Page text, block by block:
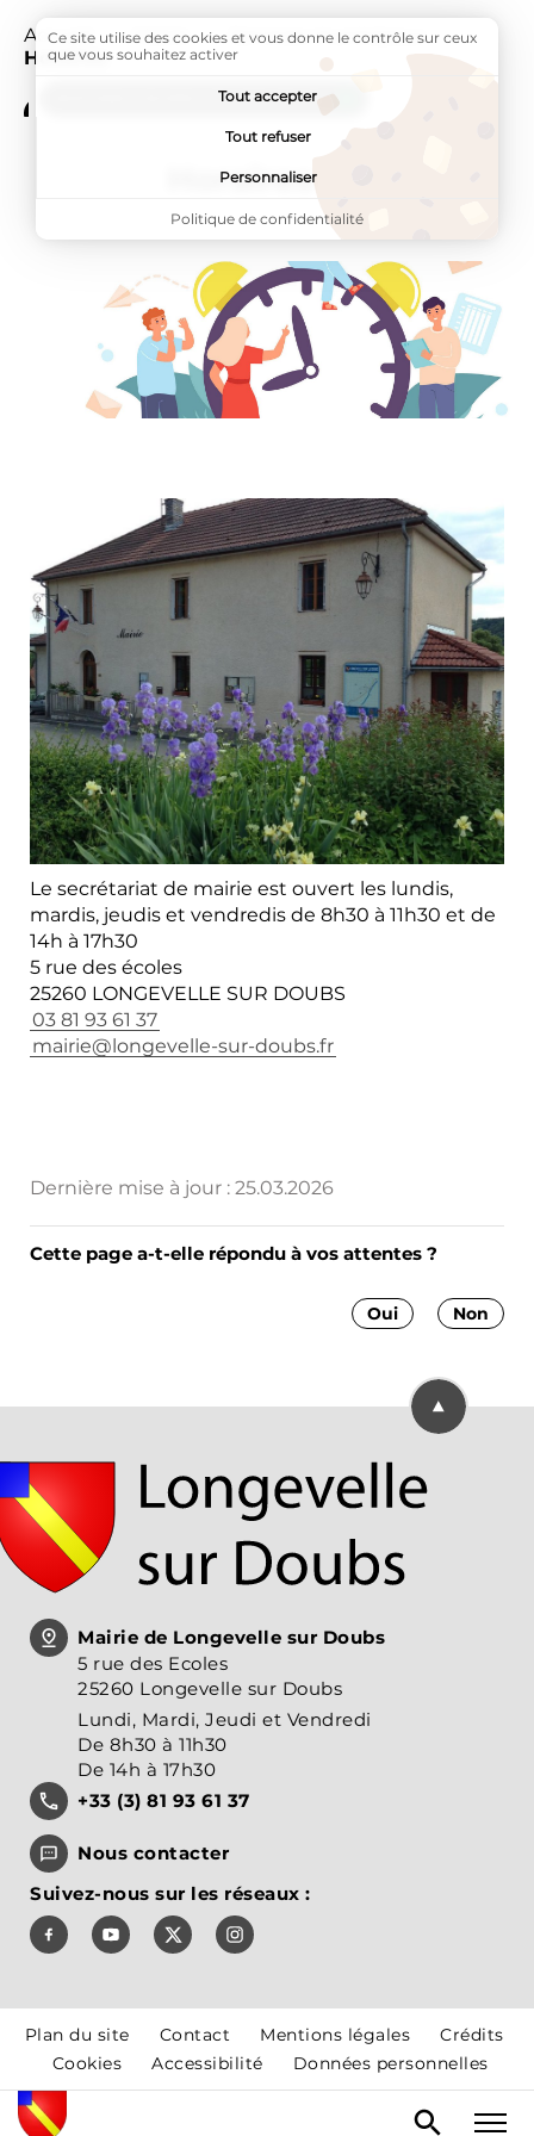
Accueil Mairie Services municipaux
Page
Horaires
ADDTOANY (SHARE) EST DÉSACTIVÉ.
Horaires
Le secrétariat de mairie est ouvert les lundis,
mardis, jeudis et vendredis de 8h30 à 11h30 et de
14h à 17h30
5 rue des écoles
25260 LONGEVELLE SUR DOUBS
03 81 93 61 37
mairie@longevelle-sur-doubs.fr
Dernière mise à jour : 25.03.2026
Cette page a-t-elle répondu à vos attentes ?
Non
Oui
Retourner
Mairie de Longevelle sur Doubs
5 rue des Ecoles
25260 Longevelle sur Doubs
Lundi, Mardi, Jeudi et Vendredi
De 8h30 à 11h30
De 14h à 17h30
+33 (3) 81 93 61 37
Nous contacter
Suivez-nous sur les réseaux :
Suivez-nous sur Facebook, J'aime le Pays de
Suivez-nous sur Youtube, Pays de
Suivez-nous sur X, Pays de Montbéliard
Suivez-nous sur Instagram,
Plan du site Contact Mentions légales
Crédits
Cookies
Accessibilité Données personnelles
Ce site utilise des cookies et vous donne le contrôle sur ceux
que vous souhaitez activer
Tout accepter
Tout refuser
Personnaliser
Politique de confidentialité